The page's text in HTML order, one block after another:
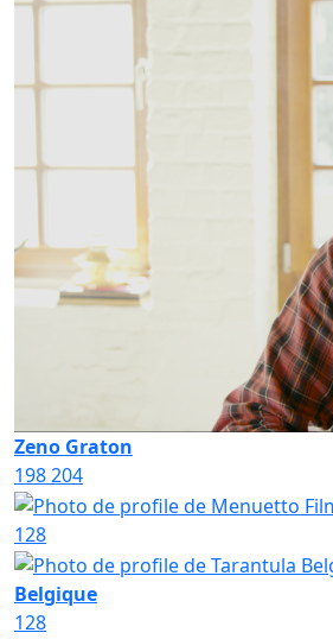
Zeno Graton
198204
128
Belgique
128